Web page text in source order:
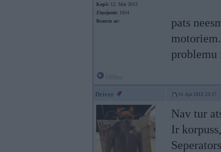
Kopš: 12. Mar 2013
Ziņojumi: 1054
Braucu ar:
pats
problemu
Driver 14. Apr 2013, 23:17
Nav tur
Ir